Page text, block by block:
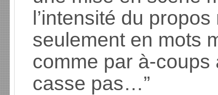
l’intensité du
seulement en mots
comme par à-coups
casse pas…”